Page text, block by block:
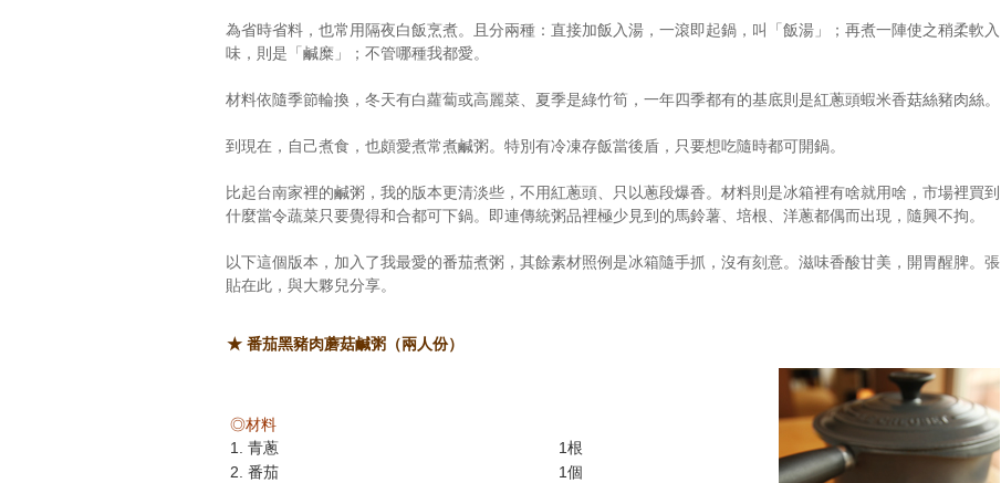
為省時省料，也常用隔夜白飯烹煮。且分兩種：直接加飯入湯，一滾即起鍋，叫「飯湯」；再煮一陣使之稍柔軟入
味，則是「鹹糜」；不管哪種我都愛。
材料依隨季節輪換，冬天有白蘿蔔或高麗菜、夏季是綠竹筍，一年四季都有的基底則是紅蔥頭蝦米香菇絲豬肉絲。
到現在，自己煮食，也頗愛煮常煮鹹粥。特別有冷凍存飯當後盾，只要想吃隨時都可開鍋。
比起台南家裡的鹹粥，我的版本更清淡些，不用紅蔥頭、只以蔥段爆香。材料則是冰箱裡有啥就用啥，市場裡買到
什麼當令蔬菜只要覺得和合都可下鍋。即連傳統粥品裡極少見到的馬鈴薯、培根、洋蔥都偶而出現，隨興不拘。
以下這個版本，加入了我最愛的番茄煮粥，其餘素材照例是冰箱隨手抓，沒有刻意。滋味香酸甘美，開胃醒脾。張
貼在此，與大夥兒分享。
★ 番茄黑豬肉蘑菇鹹粥（兩人份）
◎材料
1. 青蔥
1根
2. 番茄
1個